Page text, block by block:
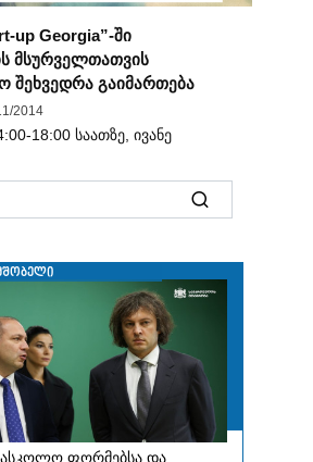
up Georgia”-ში
მსურველთათვის
შეხვედრა გაიმართება
2014
18:00 საათზე, ივანე